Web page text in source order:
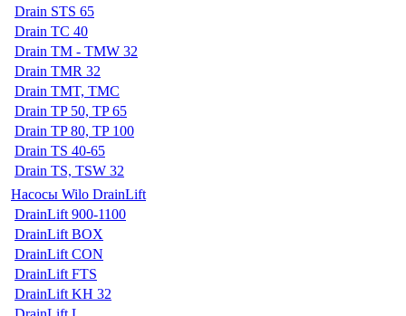
Drain STS 65
Drain TC 40
Drain TM - TMW 32
Drain TMR 32
Drain TMT, TMC
Drain TP 50, TP 65
Drain TP 80, TP 100
Drain TS 40-65
Drain TS, TSW 32
Насосы Wilo DrainLift
DrainLift 900-1100
DrainLift BOX
DrainLift CON
DrainLift FTS
DrainLift KH 32